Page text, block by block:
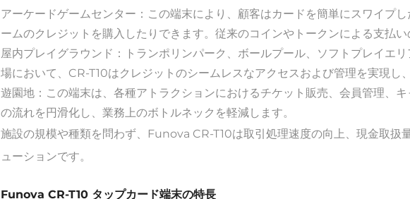
アーケードゲームセンター：この端末により、顧客はカードを簡単にスワイプ
ームのクレジットを購入したりできます。従来のコインやトークンによる支払い
屋内プレイグラウンド：トランポリンパーク、ボールプール、ソフトプレイエ
場において、CR-T10はクレジットのシームレスなアクセスおよび管理を実現し
遊園地：この端末は、各種アトラクションにおけるチケット販売、会員管理、
の流れを円滑化し、業務上のボトルネックを軽減します。
施設の規模や種類を問わず、Funova CR-T10は取引処理速度の向上、現金取扱
ューションです。
Funova CR-T10 タップカード端末の特長